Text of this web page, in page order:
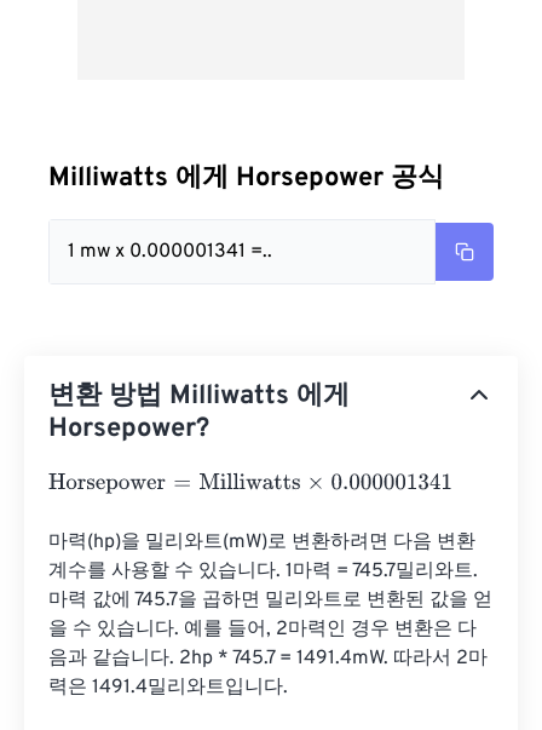
Milliwatts 에게 Horsepower 공식
1 mw x 0.000001341 =..
변환 방법 Milliwatts 에게
Horsepower?
Horsepower= Milliwatts×0.000001341
마력(hp)을 밀리와트(mW)로 변환하려면 다음 변환
계수를 사용할 수 있습니다. 1마력 = 745.7밀리와트.
마력 값에 745.7을 곱하면 밀리와트로 변환된 값을 얻
을 수 있습니다. 예를 들어, 2마력인 경우 변환은 다
음과 같습니다. 2hp * 745.7 = 1491.4mW. 따라서 2마
력은 1491.4밀리와트입니다.